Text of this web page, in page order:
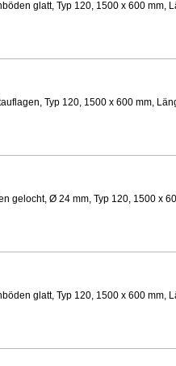
glatt, Typ 120, 1500 x 600 mm,
Typ 120, 1500 x 600 mm,
gelocht, Ø 24 mm, Typ 120, 1500 x
glatt, Typ 120, 1500 x 600 mm,